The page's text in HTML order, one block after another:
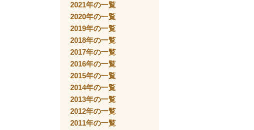
2021年の一覧
2020年の一覧
2019年の一覧
2018年の一覧
2017年の一覧
2016年の一覧
2015年の一覧
2014年の一覧
2013年の一覧
2012年の一覧
2011年の一覧